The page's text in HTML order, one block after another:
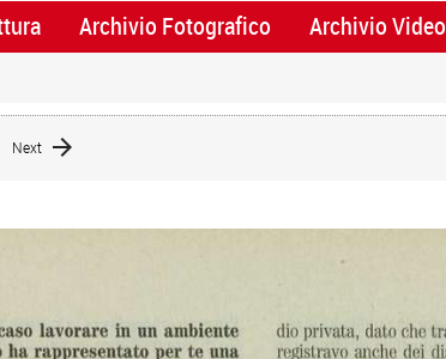
Archivio Fotografico Archivio Video
Next